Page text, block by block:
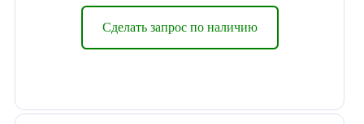
Сделать запрос по наличию